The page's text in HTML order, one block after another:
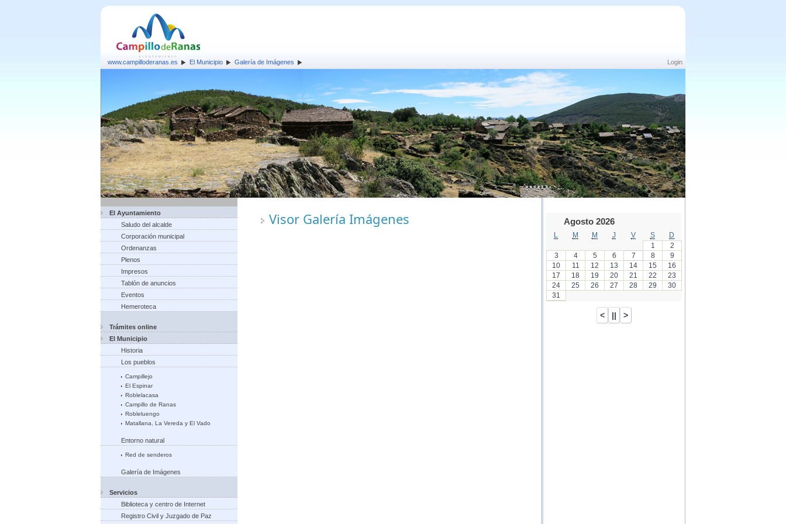
Login
www.campilloderanas.es El Municipio Galería de Imágenes
El Ayuntamiento
Saludo del alcalde
Corporación municipal
Ordenanzas
Plenos
Impresos
Tablón de anuncios
Eventos
Hemeroteca
Trámites online
El Municipio
Historia
Los pueblos
Campillejo
El Espinar
Roblelacasa
Campillo de Ranas
Robleluengo
Matallana, La Vereda y El Vado
Entorno natural
Red de senderos
Galería de Imágenes
Servicios
Biblioteca y centro de Internet
Registro Civil y Juzgado de Paz
Visor Galería Imágenes Agosto 2026
M M J V S
D
1
2
3
4 5 6 7 8
9
10
11 12 13 14 15
16
17
18 19 20 21 22
23
24
25 26 27 28 29
30
31